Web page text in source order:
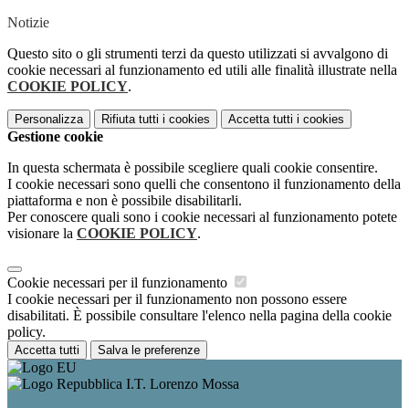
Notizie
Questo sito o gli strumenti terzi da questo utilizzati si avvalgono di
cookie necessari al funzionamento ed utili alle finalità illustrate nella
COOKIE POLICY.
Personalizza Rifiuta tutti i cookies Accetta tutti i cookies
Gestione cookie
In questa schermata è possibile scegliere quali cookie consentire.
I cookie necessari sono quelli che consentono il funzionamento della
piattaforma e non è possibile disabilitarli.
Per conoscere quali sono i cookie necessari al funzionamento potete
visionare la COOKIE POLICY.
Cookie necessari per il funzionamento
I cookie necessari per il funzionamento non possono essere
disabilitati. È possibile consultare l'elenco nella pagina della cookie
policy.
Accetta tutti Salva le preferenze
I.T. Lorenzo Mossa